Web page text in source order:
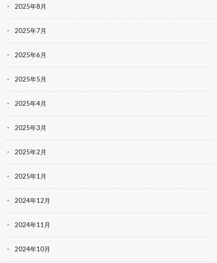
2025年8月
2025年7月
2025年6月
2025年5月
2025年4月
2025年3月
2025年2月
2025年1月
2024年12月
2024年11月
2024年10月